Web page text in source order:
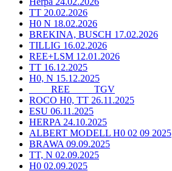
TT 20.02.2026
H0 N 18.02.2026
BREKINA, BUSCH 17.02.2026
TILLIG 16.02.2026
REE+LSM 12.01.2026
TT 16.12.2025
H0, N 15.12.2025
____ REE ____ TGV
ROCO H0, TT 26.11.2025
ESU 06.11.2025
HERPA 24.10.2025
ALBERT MODELL H0 02 09 2025
BRAWA 09.09.2025
TT, N 02.09.2025
H0 02.09.2025